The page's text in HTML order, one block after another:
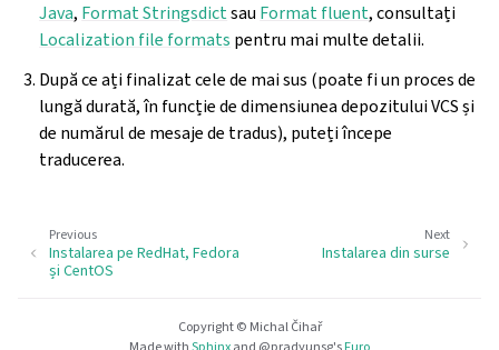
Java, Format Stringsdictsau Format fluent, consultați
Localization file formats pentru mai multe detalii.
După ce ați finalizat cele de mai sus (poate fi un proces de
lungă durată, în funcție de dimensiunea depozitului VCS și
de numărul de mesaje de tradus), puteți începe
traducerea.
Next
Instalarea din surse
Previous
Instalarea pe RedHat, Fedora
și CentOS
Copyright © Michal Čihař